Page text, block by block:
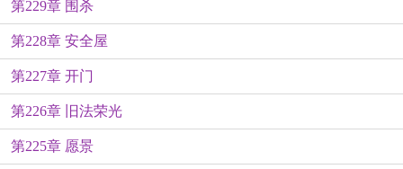
第229章 围杀
第228章 安全屋
第227章 开门
第226章 旧法荣光
第225章 愿景